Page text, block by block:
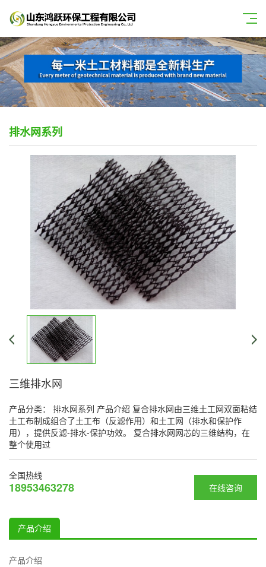
排水网系列
三维排水网
产品分类： 排水网系列 产品介绍 复合排水网由三维土工网双面粘结
土工布制成组合了土工布（反滤作用）和土工网（排水和保护作
用），提供反滤-排水-保护功效。 复合排水网网芯的三维结构，在
整个使用过
在线咨询
全国热线
18953463278
产品介绍
产品介绍